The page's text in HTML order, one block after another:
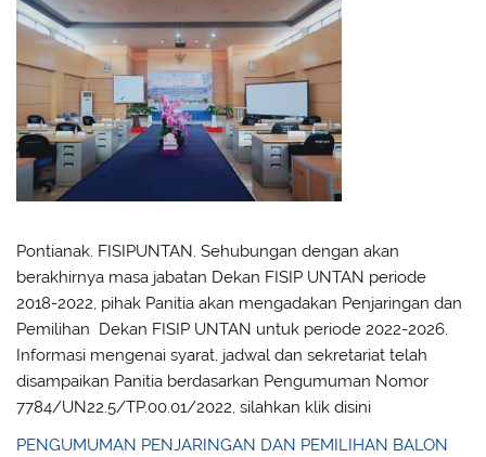
Pontianak. FISIPUNTAN. Sehubungan dengan akan
berakhirnya masa jabatan Dekan FISIP UNTAN periode
2018-2022, pihak Panitia akan mengadakan Penjaringan dan
Pemilihan Dekan FISIP UNTAN untuk periode 2022-2026.
Informasi mengenai syarat, jadwal dan sekretariat telah
disampaikan Panitia berdasarkan Pengumuman Nomor
7784/UN22.5/TP.00.01/2022, silahkan klik disini
PENGUMUMAN PENJARINGAN DAN PEMILIHAN BALON